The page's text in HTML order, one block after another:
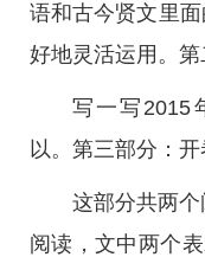
语和古今贤文里
好地灵活运用。
写一写2015
以。第三部分：
这部分共两
阅读，文中两个